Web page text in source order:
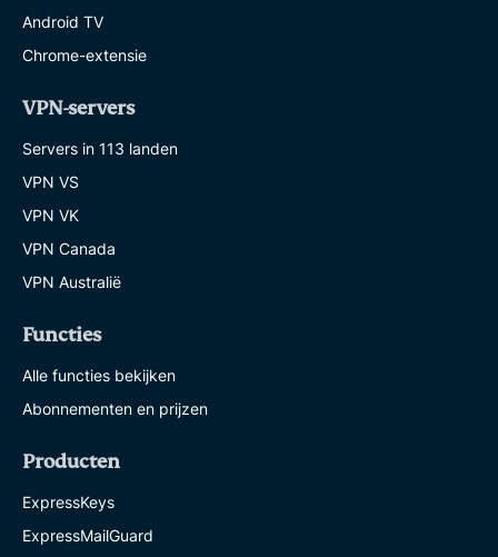
Android TV
Chrome-extensie
VPN-servers
Servers in 113 landen
VPN VS
VPN VK
VPN Canada
VPN Australië
Functies
Alle functies bekijken
Abonnementen en prijzen
Producten
ExpressKeys
ExpressMailGuard